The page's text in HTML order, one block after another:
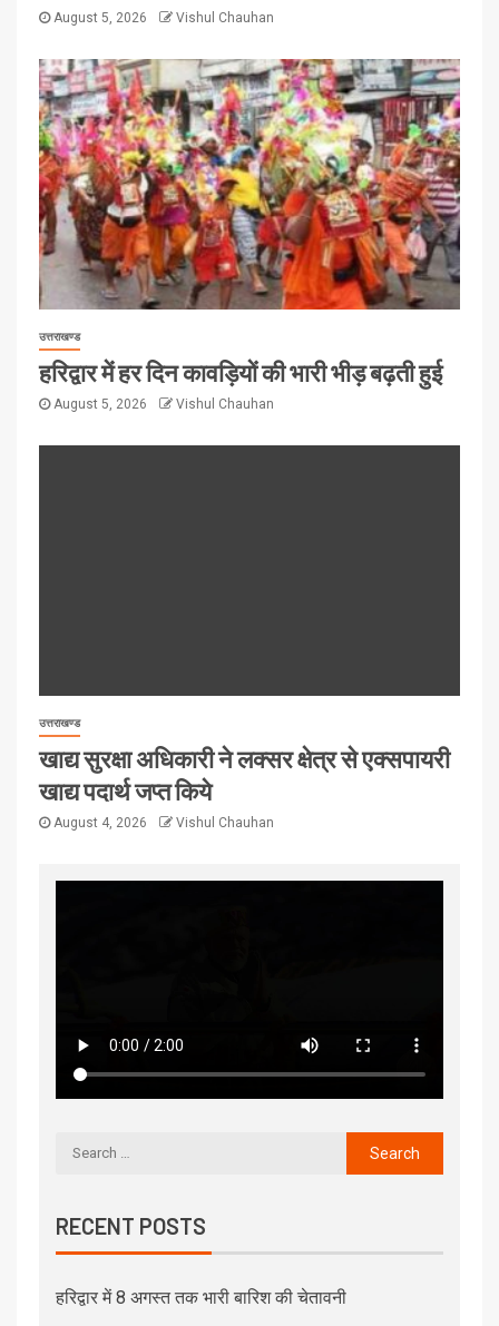
August 5, 2026 Vishul Chauhan
उत्तराखण्ड
हरिद्वार में हर दिन कावड़ियों की भारी भीड़ बढ़ती हुई
August 5, 2026 Vishul Chauhan
उत्तराखण्ड
खाद्य सुरक्षा अधिकारी ने लक्सर क्षेत्र से एक्सपायरी
खाद्य पदार्थ जप्त किये
August 4, 2026 Vishul Chauhan
RECENT POSTS
हरिद्वार में 8 अगस्त तक भारी बारिश की चेतावनी